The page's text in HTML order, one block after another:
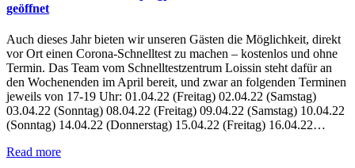
geöffnet
Auch dieses Jahr bieten wir unseren Gästen die Möglichkeit, direkt
vor Ort einen Corona-Schnelltest zu machen – kostenlos und ohne
Termin. Das Team vom Schnelltestzentrum Loissin steht dafür an
den Wochenenden im April bereit, und zwar an folgenden Terminen
jeweils von 17-19 Uhr: 01.04.22 (Freitag) 02.04.22 (Samstag)
03.04.22 (Sonntag) 08.04.22 (Freitag) 09.04.22 (Samstag) 10.04.22
(Sonntag) 14.04.22 (Donnerstag) 15.04.22 (Freitag) 16.04.22…
Read more